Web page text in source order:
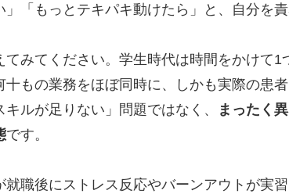
」「もっとテキパキ動けたら」と、自分を責
てみてください。学生時代は時間をかけて
十もの業務をほぼ同時に、しかも実際の患
ルが足りない」問題ではなく、
まったく
です。
就職後にストレス反応やバーンアウトが実